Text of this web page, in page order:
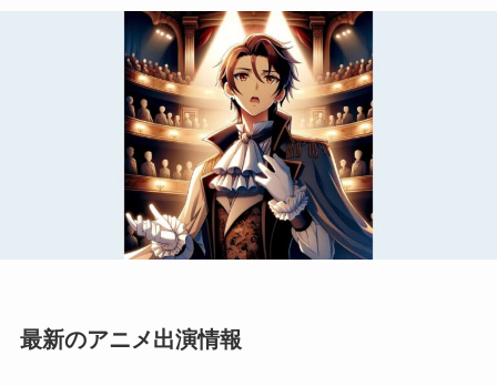
最新のアニメ出演情報